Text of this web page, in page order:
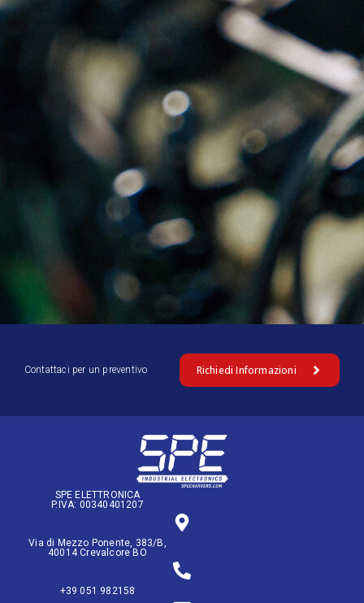
Contattaci per un preventivo Richiedi Informazioni
SPE ELETTRONICA
P.IVA: 00340401207
Via di Mezzo Ponente, 383/B,
40014 Crevalcore BO
+39 051 982158